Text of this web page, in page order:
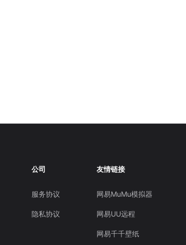
公司
服务协议
隐私协议
友情链接
网易MuMu模拟器
网易UU远程
网易千千壁纸